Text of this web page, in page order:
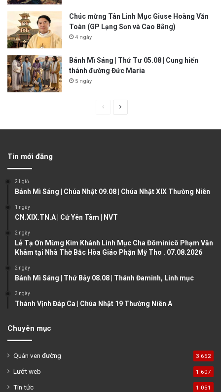
Chúc mừng Tân Linh Mục Giuse Hoàng Văn
Toàn (GP Lạng Sơn và Cao Bằng)
4 ngày
Bánh Mì Sáng | Thứ Tư 05.08 | Cung hiến
thánh đường Đức Maria
5 ngày
u
p
g
g
Tin mới đăng
21 giờ
Bánh Mì Sáng | Chúa Nhật 09.08 | Chúa Nhật XIX Thường Niên
1 ngày
CN.XIX.TN.A | Cứ Yên Tâm | NVT
2 ngày
Lễ Tạ Ơn Mừng Kim Khánh Linh Mục Cha Đôminicô Phạm Văn
Khâm tại Nhà Thờ Bắc Hòa Giáo Phận Mỹ Tho . 07.08.2026
2 ngày
Bánh Mì Sáng | Thứ Bảy 08.08 | Thánh Đaminh, Linh mục
3 ngày
Thánh Vịnh Đáp Ca | Chúa Nhật 19 Thường Niên A
Chuyên mục
Quán ven đường 3.652
Lướt web 1.607
Tin tức 1.051